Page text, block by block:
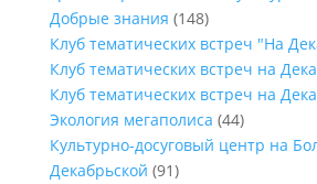
Добрые знания (148)
Клуб тематических встреч "На
Клуб тематических встреч на
Клуб тематических встреч на
Экология мегаполиса (44)
Культурно-досуговый центр на
Декабрьской (91)